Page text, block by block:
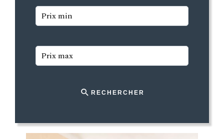
RECHERCHER